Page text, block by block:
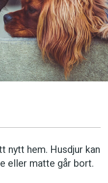
nytt hem. Husdjur kan
eller matte går bort.